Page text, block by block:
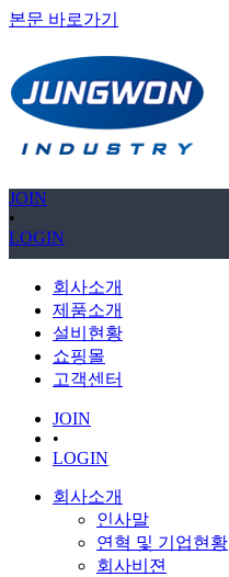
본문 바로가기
JOIN
•
LOGIN
회사소개
제품소개
설비현황
쇼핑몰
고객센터
JOIN
•
LOGIN
회사소개
인사말
연혁 및 기업현황
회사비젼